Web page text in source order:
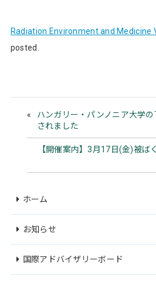
Radiation Environment and Medicine
posted.
ハンガリー・パンノニア大学
されました
【開催案内】3月17日(金)被ば
ホーム
お知らせ
国際アドバイザリーボード